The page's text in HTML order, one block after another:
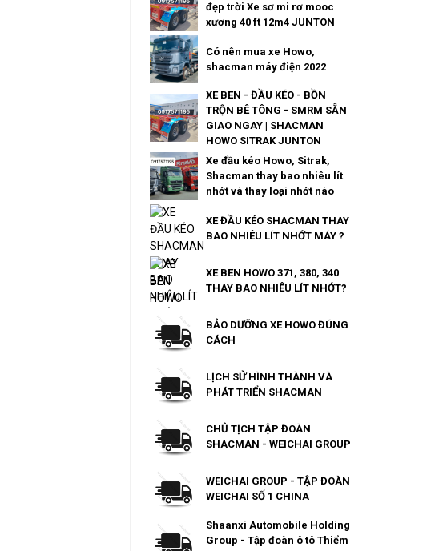
đẹp trời Xe sơ mi rơ mooc
xương 40 ft 12m4 JUNTON
Có nên mua xe Howo,
shacman máy điện 2022
XE BEN - ĐẦU KÉO - BỒN
TRỘN BÊ TÔNG - SMRM SẴN
GIAO NGAY | SHACMAN
HOWO SITRAK JUNTON
Xe đầu kéo Howo, Sitrak,
Shacman thay bao nhiêu lít
nhớt và thay loại nhớt nào
XE ĐẦU KÉO SHACMAN THAY
BAO NHIÊU LÍT NHỚT MÁY ?
XE BEN HOWO 371, 380, 340
THAY BAO NHIÊU LÍT NHỚT?
BẢO DƯỠNG XE HOWO ĐÚNG
CÁCH
LỊCH SỬ HÌNH THÀNH VÀ
PHÁT TRIỂN SHACMAN
CHỦ TỊCH TẬP ĐOÀN
SHACMAN - WEICHAI GROUP
WEICHAI GROUP - TẬP ĐOÀN
WEICHAI SỐ 1 CHINA
Shaanxi Automobile Holding
Group - Tập đoàn ô tô Thiểm